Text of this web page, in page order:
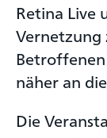
Retina Live
Vernetzung
näher an
Die